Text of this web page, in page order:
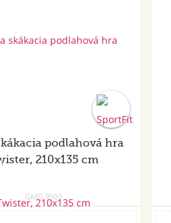
podlahová hra
210x135 cm
GMG.9503